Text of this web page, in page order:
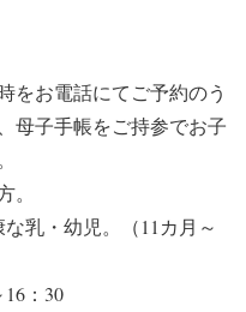
をお電話にてご予約のう
母子手帳をご持参でお子
乳・幼児。（11カ月～
：30